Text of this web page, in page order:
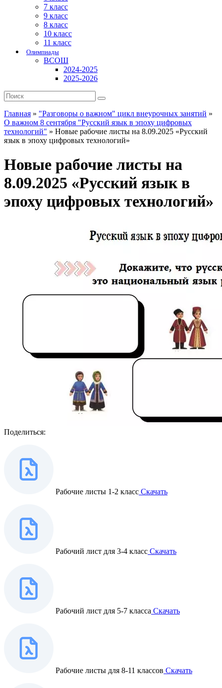
7 класс
9 класс
8 класс
10 класс
11 класс
Олимпиады
ВСОШ
2024-2025
2025-2026
Главная » "Разговоры о важном" цикл внеурочных занятий »
О важном 8 сентября "Русский язык в эпоху цифровых
технологий" » Новые рабочие листы на 8.09.2025 «Русский
язык в эпоху цифровых технологий»
Новые рабочие листы на
8.09.2025 «Русский язык в
эпоху цифровых технологий»
Поделиться:
Рабочие листы 1-2 класс Скачать
Рабочий лист для 3-4 класс Скачать
Рабочий лист для 5-7 класса Скачать
Рабочие листы для 8-11 классов Скачать